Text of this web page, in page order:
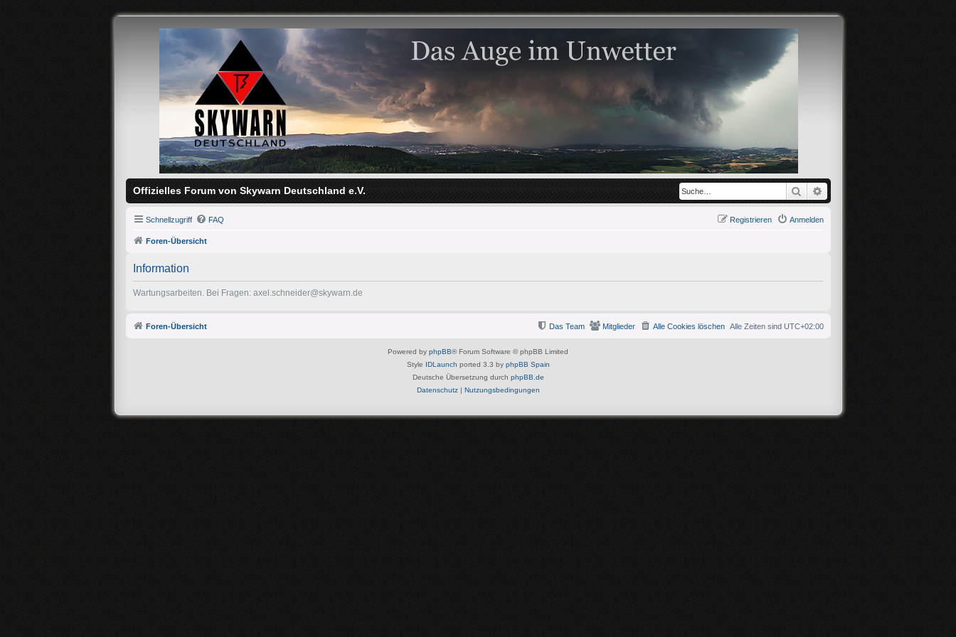
Offizielles Forum von Skywarn Deutschland e.V. Suche
Schnellzugriff FAQ Anmelden
Registrieren
Foren-Übersicht
Information
Wartungsarbeiten. Bei Fragen: axel.schneider@skywarn.de
Foren-Übersicht Alle Zeiten sind UTC+02:00
Alle Cookies löschen
Mitglieder
Das Team
Powered by phpBB® Forum Software © phpBB Limited
Style IDLaunch ported 3.3 by phpBB Spain
Deutsche Übersetzung durch phpBB.de
Datenschutz| Nutzungsbedingungen